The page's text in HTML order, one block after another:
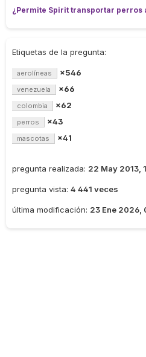
¿Permite Spirit transportar perros
Etiquetas de la pregunta:
aerolíneas ×546
venezuela ×66
colombia ×62
perros ×43
mascotas ×41
pregunta realizada: 22 May 2013,
pregunta vista: 4 441 veces
última modificación: 23 Ene 2026,